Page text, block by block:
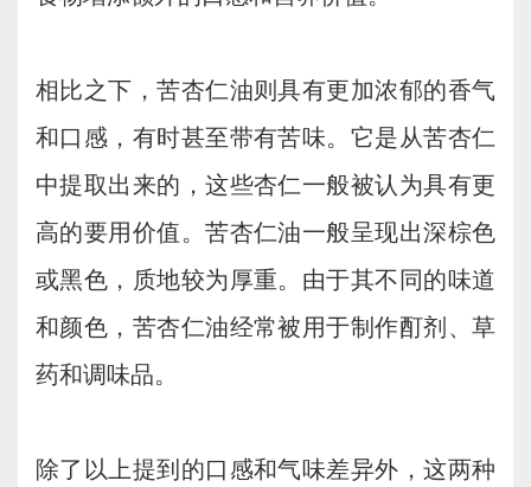
相比之下，苦杏仁油则具有更加浓郁的香气
和口感，有时甚至带有苦味。它是从苦杏仁
中提取出来的，这些杏仁一般被认为具有更
高的要用价值。苦杏仁油一般呈现出深棕色
或黑色，质地较为厚重。由于其不同的味道
和颜色，苦杏仁油经常被用于制作酊剂、草
药和调味品。
除了以上提到的口感和气味差异外，这两种